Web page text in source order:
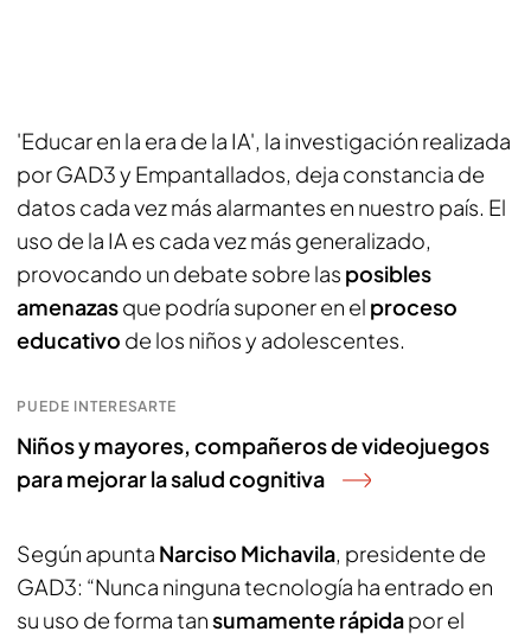
'Educar en la era de la IA', la investigación realizada
por GAD3 y Empantallados, deja constancia de
datos cada vez más alarmantes en nuestro país. El
uso de la IA es cada vez más generalizado,
provocando un debate sobre las posibles
amenazasque podría suponer en el proceso
educativo de los niños y adolescentes.
PUEDE INTERESARTE
Niños y mayores, compañeros de videojuegos
para mejorar la salud cognitiva
Según apunta Narciso Michavila, presidente de
GAD3: “Nunca ninguna tecnología ha entrado en
su uso de forma tansumamente rápidapor el